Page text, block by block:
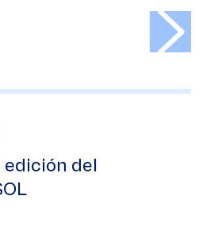
edición del